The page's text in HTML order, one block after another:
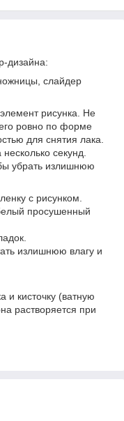
дизайна:
слайдер
рисунка. Не
ровно по форме
для снятия лака.
секунд.
убрать излишнюю
с рисунком.
просушенный
излишнюю влагу и
и кисточку (ватную
растворяется при